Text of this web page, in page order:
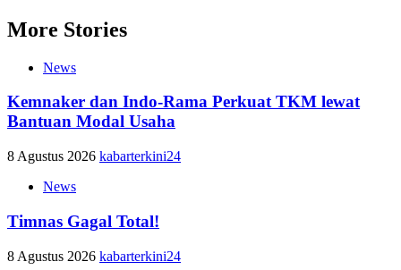
More Stories
News
Kemnaker dan Indo-Rama Perkuat TKM lewat
Bantuan Modal Usaha
8 Agustus 2026 kabarterkini24
News
Timnas Gagal Total!
8 Agustus 2026 kabarterkini24